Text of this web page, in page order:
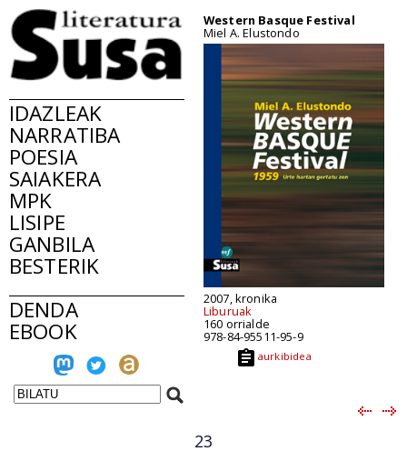
IDAZLEAK
NARRATIBA
POESIA
SAIAKERA
MPK
LISIPE
GANBILA
BESTERIK
DENDA
EBOOK
Western Basque Festival
Miel A. Elustondo
2007, kronika
Liburuak
160 orrialde
978-84-95511-95-9
aurkibidea
23